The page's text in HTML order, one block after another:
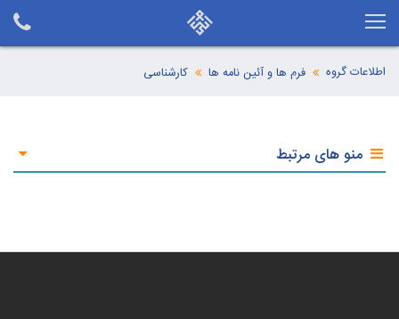
اطلاعات گروه فرم ها و آئین نامه ها کارشناسی
منو های مرتبط